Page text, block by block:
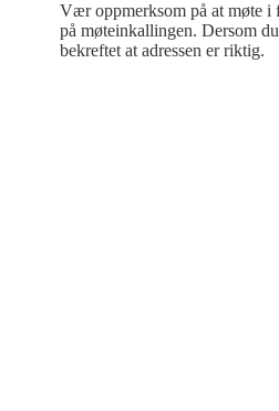
Vær oppmerksom på at møte i
på møteinkallingen. Dersom
bekreftet at adressen er riktig.